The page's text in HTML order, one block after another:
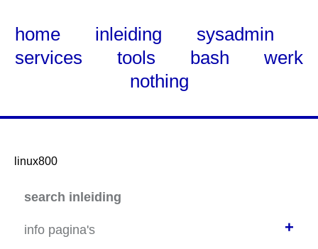
home inleiding
sysadmin
services
tools bash
werk
nothing
linux800
Main
Content
search inleiding
+
info pagina's